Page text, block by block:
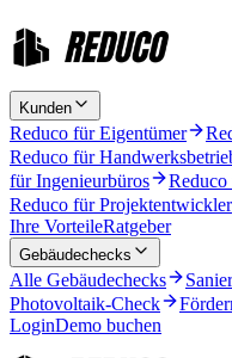
Kunden
Reduco für Eigentümer
Reduco für
für Ingenieurbüros
Reduco für Projektentwickler
Ihre VorteileRatgeber
Gebäudechecks
Alle Gebäudechecks
Photovoltaik-Check
LoginDemo buchen